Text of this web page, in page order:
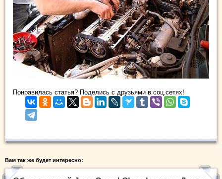
Понравилась статья? Поделись с друзьями в соц.сетях!
Вам так же будет интересно: